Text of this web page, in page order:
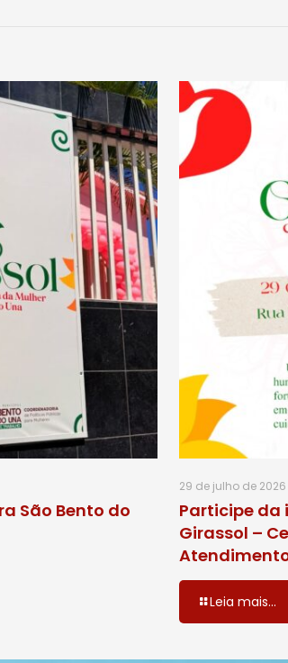
São Bento do
29 de julho de 2026
Participe da
Girassol –
Leia mais...